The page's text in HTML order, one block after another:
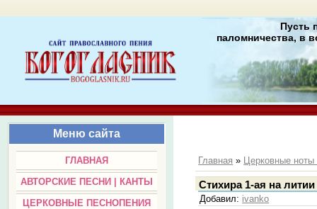
Пусть
паломничества, в
Меню сайта
ГЛАВНАЯ
АВТОРСКИЕ ПЕСНИ | КАНТЫ
ЦЕРКОВНЫЕ ПЕСНОПЕНИЯ
Главная » Церковные ноты
Стихира 1-ая на
Добавил: ivanko